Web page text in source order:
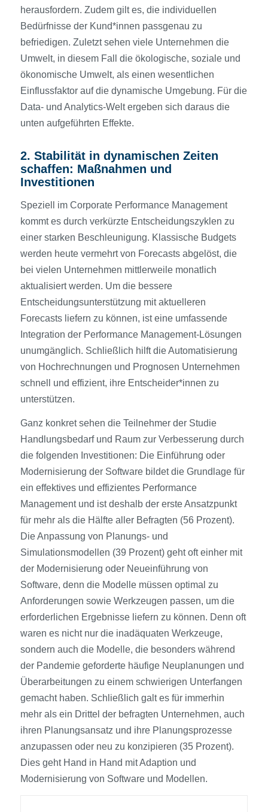
herausfordern. Zudem gilt es, die individuellen
Bedürfnisse der Kund*innen passgenau zu
befriedigen. Zuletzt sehen viele Unternehmen die
Umwelt, in diesem Fall die ökologische, soziale und
ökonomische Umwelt, als einen wesentlichen
Einfluss­faktor auf die dynamische Umgebung. Für die
Data- und Analytics-Welt ergeben sich daraus die
unten aufgeführten Effekte.
2. Stabilität in dynamischen Zeiten
schaffen: Maßnahmen und
Investitionen
Speziell im Corporate Performance Management
kommt es durch verkürzte Entscheidungszyklen zu
einer starken Beschleunigung. Klassische Budgets
werden heute vermehrt von Forecasts abgelöst, die
bei vielen Unternehmen mittlerweile monatlich
aktualisiert werden. Um die bessere
Entscheidungsunterstützung mit aktuelleren
Forecasts liefern zu können, ist eine umfassende
Integration der Performance Management-Lösungen
unumgänglich. Schließlich hilft die Automatisierung
von Hochrechnungen und Prognosen Unternehmen
schnell und effizient, ihre Entscheider*innen zu
unterstützen.
Ganz konkret sehen die Teilnehmer der Studie
Handlungsbedarf und Raum zur Verbesserung durch
die folgenden Investitionen: Die Einführung oder
Modernisierung der Software bildet die Grundlage für
ein effektives und effizientes Performance
Management und ist deshalb der erste Ansatzpunkt
für mehr als die Hälfte aller Befragten (56 Prozent).
Die Anpassung von Planungs- und
Simulationsmodellen (39 Prozent) geht oft einher mit
der Modernisierung oder Neueinführung von
Software, denn die Modelle müssen optimal zu
Anforderungen sowie Werkzeugen passen, um die
erforderlichen Ergebnisse liefern zu können. Denn oft
waren es nicht nur die inadäquaten Werkzeuge,
sondern auch die Modelle, die besonders während
der Pandemie geforderte häufige Neuplanungen und
Überarbeitungen zu einem schwierigen Unterfangen
gemacht haben. Schließlich galt es für immerhin
mehr als ein Drittel der befragten Unternehmen, auch
ihren Planungsansatz und ihre Planungsprozesse
anzupassen oder neu zu konzipieren (35 Prozent).
Dies geht Hand in Hand mit Adaption und
Modernisierung von Software und Modellen.